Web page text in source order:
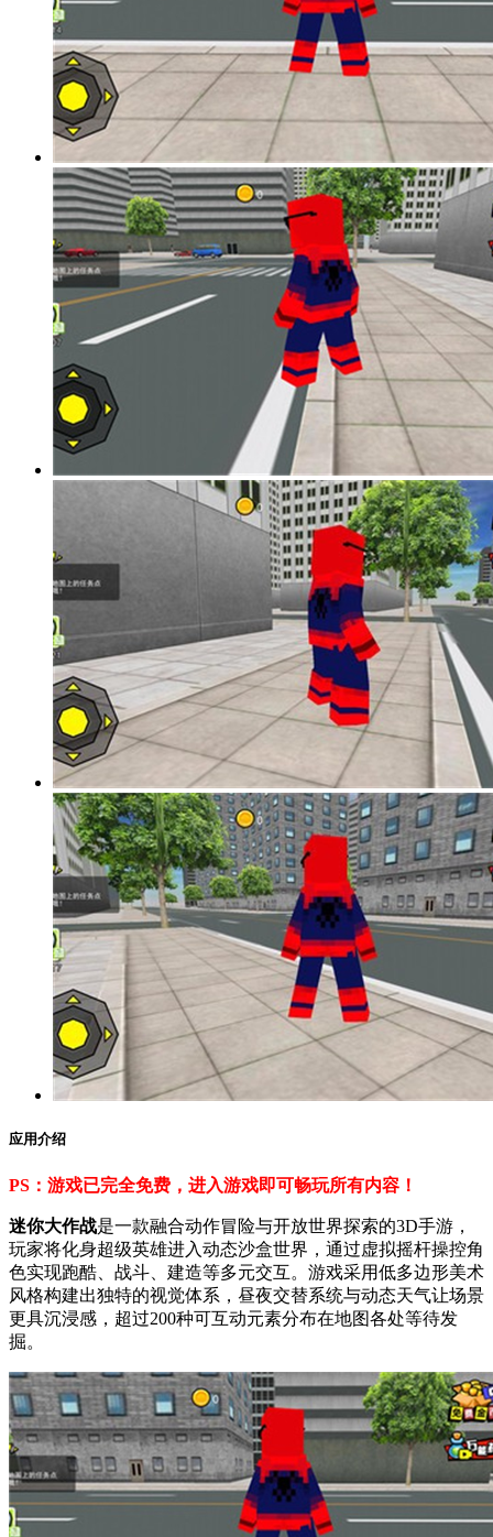
应用介绍
PS：游戏已完全免费，进入游戏即可畅玩所有内容！
迷你大作战是一款融合动作冒险与开放世界探索的3D手游，
玩家将化身超级英雄进入动态沙盒世界，通过虚拟摇杆操控角
色实现跑酷、战斗、建造等多元交互。游戏采用低多边形美术
风格构建出独特的视觉体系，昼夜交替系统与动态天气让场景
更具沉浸感，超过200种可互动元素分布在地图各处等待发
掘。